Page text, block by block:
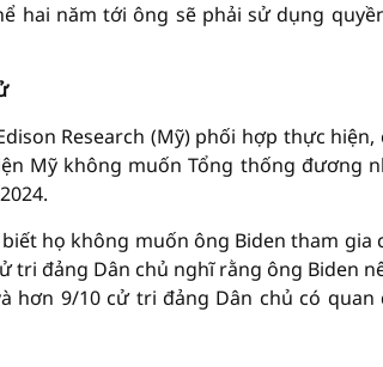
hai năm tới ông sẽ phải sử dụng
Research (Mỹ) phối hợp thực hiện,
Mỹ không muốn Tổng thống đương
họ không muốn ông Biden tham gia
tri đảng Dân chủ nghĩ rằng ông Biden
hơn 9/10 cử tri đảng Dân chủ có quan